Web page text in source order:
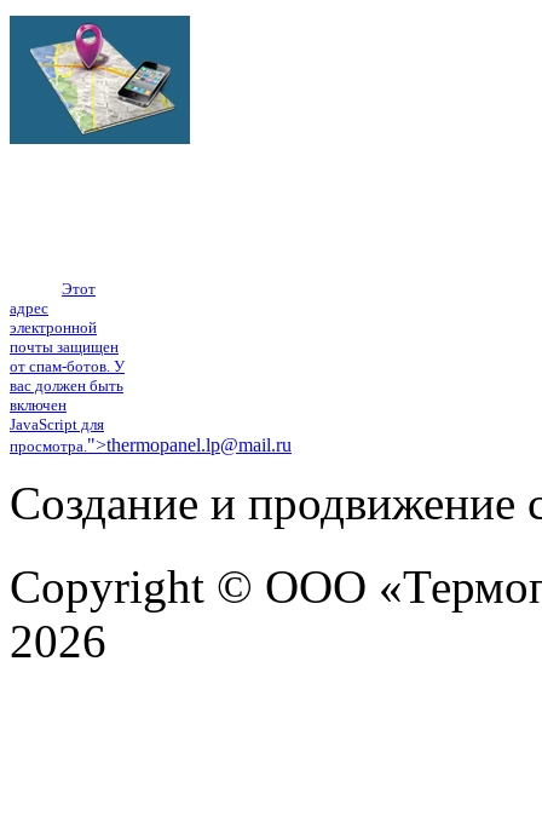
Этот
адрес
электронной
почты защищен
от спам-ботов. У
вас должен быть
включен
JavaScript для
просмотра.">thermopanel.lp@mail.ru
Создание и продвижение
Copyright © ООО
2026